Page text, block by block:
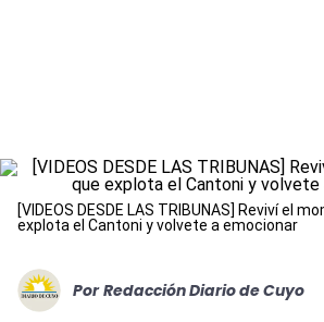
[VIDEOS DESDE LAS TRIBUNAS] Reviví el
explota el Cantoni y volvete a emocionar
Por Redacción Diario de Cuyo